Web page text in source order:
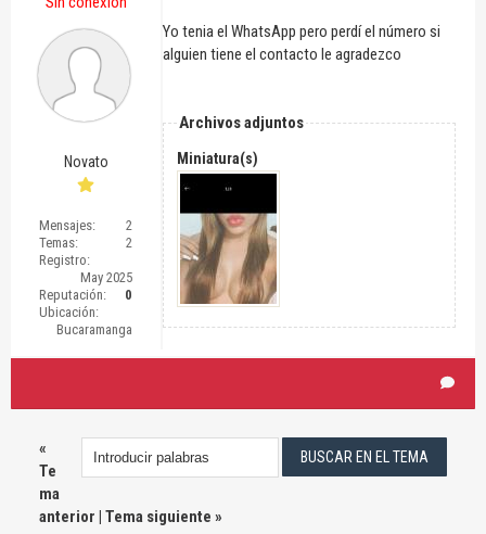
Novato
Mensajes:
2
Temas:
2
Registro:
May 2025
Reputación:
0
Ubicación:
Bucaramanga
Yo tenia el WhatsApp pero perdí el número si
alguien tiene el contacto le agradezco
Archivos adjuntos
Miniatura(s)
«
Te
ma
anterior | Tema siguiente »